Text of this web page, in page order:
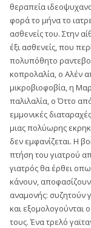
θεραπεία
φορά το μήνα το
ασθενείς του. Στην
έξι ασθενείς, που
πολυπόθητο
κοπρολαλία, ο Αλέν
μικροβιοφοβία, η
παλιλαλία, ο Όττο
εμμονικές
μιας πολύωρης
δεν εμφανίζεται. Η
πτήση του γιατρού
γιατρός θα έρθει
κάνουν,
αναμονής: συζητούν
και εξομολογούνται
τους. Ένα τρελό